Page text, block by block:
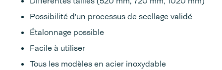
Possibilité d'un processus de scellage validé
Étalonnage possible
Facile à utiliser
Tous les modèles en acier inoxydable